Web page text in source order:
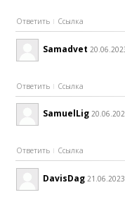
Ответить Ссылка
Samadvet
Ответить Ссылка
SamuelLig
Ответить Ссылка
DavisDag